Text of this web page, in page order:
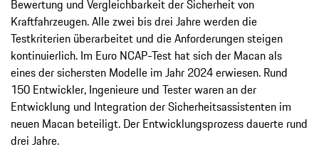
Bewertung und Vergleichbarkeit der Sicherheit von
Kraftfahrzeugen. Alle zwei bis drei Jahre werden die
Testkriterien überarbeitet und die Anforderungen steigen
kontinuierlich. Im Euro NCAP-Test hat sich der Macan als
eines der sichersten Modelle im Jahr 2024 erwiesen. Rund
150 Entwickler, Ingenieure und Tester waren an der
Entwicklung und Integration der Sicherheitsassistenten im
neuen Macan beteiligt. Der Entwicklungsprozess dauerte rund
drei Jahre.